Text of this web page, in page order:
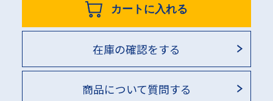
カートに入れる
在庫の確認をする
商品について質問する